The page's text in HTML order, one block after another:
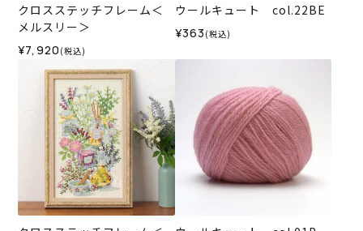
クロスステッチフレーム＜
メルスリー＞
¥7,920 (税込)
ウールキュート col.22BE
¥363 (税込)